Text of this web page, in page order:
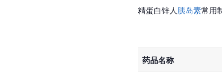
精蛋白锌人胰岛素常用
药品名称